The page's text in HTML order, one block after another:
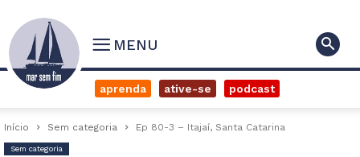
MENU
aprenda ative-se podcast
Início Sem categoria Ep 80-3 – Itajaí, Santa Catarina
Sem categoria